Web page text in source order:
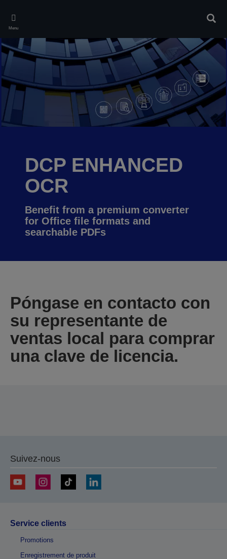
main
content
Menu
DCP ENHANCED
OCR
Benefit from a premium converter
for Office file formats and
searchable PDFs
Póngase en contacto con
su representante de
ventas local para comprar
una clave de licencia.
Suivez-nous
Service clients
Promotions
Enregistrement de produit